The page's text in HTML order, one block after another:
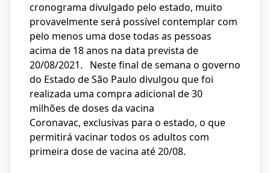
cronograma divulgado pelo estado, muito
provavelmente será possível contemplar com
pelo menos uma dose todas as pessoas
acima de 18 anos na data prevista de
20/08/2021. Neste final de semana o governo
do Estado de São Paulo divulgou que foi
realizada uma compra adicional de 30
milhões de doses da vacina
Coronavac, exclusivas para o estado, o que
permitirá vacinar todos os adultos com
primeira dose de vacina até 20/08.